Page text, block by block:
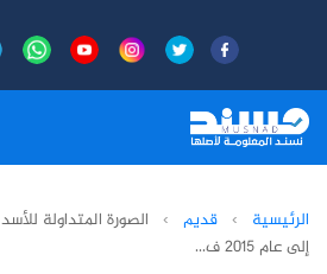
الرئيسية › قديم › الصورة المتداولة
إلى عام 2015 ف...